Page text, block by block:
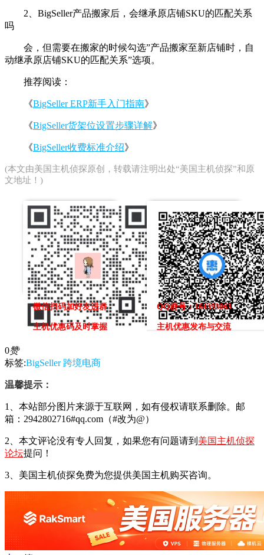
2、BigSeller产品搬家后，会继承原店铺SKU的匹配关系
吗
会，但需要在搬家的时候勾选”产品搬家至新店铺时，自
动继承原店铺SKU的匹配关系”选项。
推荐阅读：
《BigSeller ERP新手入门指南》
《BigSeller货架位设置步骤详解》
《BigSeller收费标准介绍》
(本文由美国主机侦探原创，转载请注明出处“美国主机侦探”和原
文地址！)
微信扫码加好友进群
主机优惠码及时掌握
QQ群号：164393063
主机优惠发布与交流
0赞
标签:BigSeller 跨境电商
温馨提示：
1、本站部分图片来源于互联网，如有侵权请联系删除。邮
箱：2942802716#qq.com（#改为@）
2、本文评论没有专人回复，如果您有问题请到 美国主机侦探
论坛提问！
3、美国主机侦探免费为您提供美国主机购买咨询。